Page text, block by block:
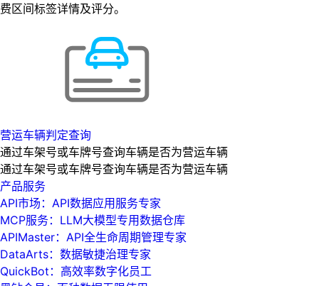
费区间标签详情及评分。
营运车辆判定查询
通过车架号或车牌号查询车辆是否为营运车辆
通过车架号或车牌号查询车辆是否为营运车辆
产品服务
API市场：API数据应用服务专家
MCP服务：LLM大模型专用数据仓库
APIMaster：API全生命周期管理专家
DataArts：数据敏捷治理专家
QuickBot：高效率数字化员工